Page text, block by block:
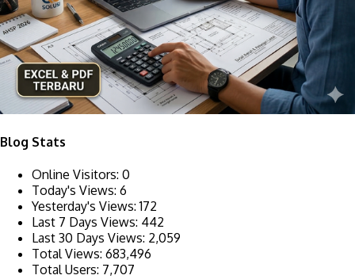
Blog Stats
Online Visitors: 0
Today's Views: 6
Yesterday's Views:172
Last 7 Days Views: 442
Last 30 Days Views: 2,059
Total Views: 683,496
Total Users: 7,707